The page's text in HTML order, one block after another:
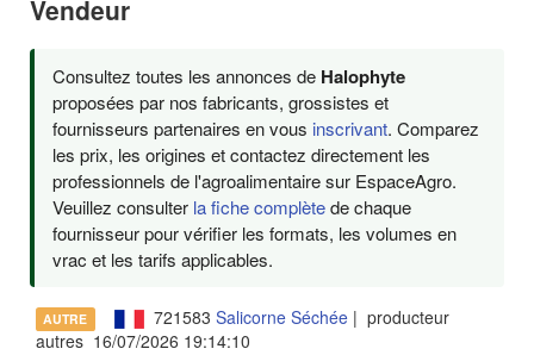
Vendeur
Consultez toutes les annonces de Halophyte
proposées par nos fabricants, grossistes et
fournisseurs partenaires en vous inscrivant. Comparez
les prix, les origines et contactez directement les
professionnels de l'agroalimentaire sur EspaceAgro.
Veuillez consulter la fiche complètede chaque
fournisseur pour vérifier les formats, les volumes en
vrac et les tarifs applicables.
AUTRE 721583 Salicorne Séchée| producteur
autres 16/07/2026 19:14:10